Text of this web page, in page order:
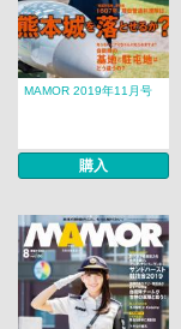
MAMOR 2019年11月号
購入